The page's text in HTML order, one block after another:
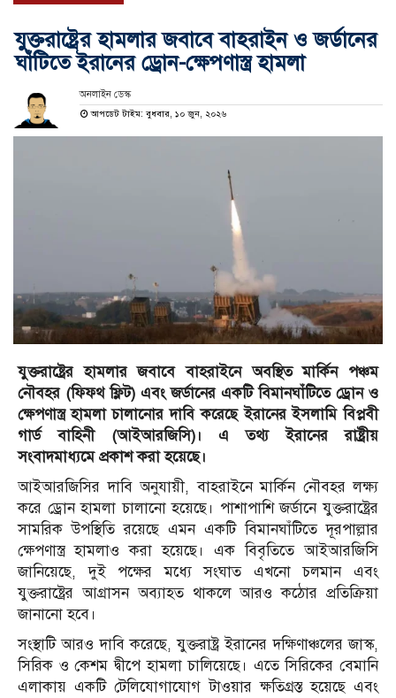
যুক্তরাষ্ট্রের হামলার জবাবে বাহরাইন ও জর্ডানের
ঘাঁটিতে ইরানের ড্রোন-ক্ষেপণাস্ত্র হামলা
অনলাইন ডেস্ক
আপডেট টাইম: বুধবার, ১০ জুন, ২০২৬
যুক্তরাষ্ট্রের হামলার জবাবে বাহরাইনে অবস্থিত মার্কিন পঞ্চম
নৌবহর (ফিফথ ফ্লিট) এবং জর্ডানের একটি বিমানঘাঁটিতে ড্রোন ও
ক্ষেপণাস্ত্র হামলা চালানোর দাবি করেছে ইরানের ইসলামি বিপ্লবী
গার্ড বাহিনী (আইআরজিসি)। এ তথ্য ইরানের রাষ্ট্রীয়
সংবাদমাধ্যমে প্রকাশ করা হয়েছে।
আইআরজিসির দাবি অনুযায়ী, বাহরাইনে মার্কিন নৌবহর লক্ষ্য
করে ড্রোন হামলা চালানো হয়েছে। পাশাপাশি জর্ডানে যুক্তরাষ্ট্রের
সামরিক উপস্থিতি রয়েছে এমন একটি বিমানঘাঁটিতে দূরপাল্লার
ক্ষেপণাস্ত্র হামলাও করা হয়েছে। এক বিবৃতিতে আইআরজিসি
জানিয়েছে, দুই পক্ষের মধ্যে সংঘাত এখনো চলমান এবং
যুক্তরাষ্ট্রের আগ্রাসন অব্যাহত থাকলে আরও কঠোর প্রতিক্রিয়া
জানানো হবে।
সংস্থাটি আরও দাবি করেছে, যুক্তরাষ্ট্র ইরানের দক্ষিণাঞ্চলের জাস্ক,
সিরিক ও কেশম দ্বীপে হামলা চালিয়েছে। এতে সিরিকের বেমানি
এলাকায় একটি টেলিযোগাযোগ টাওয়ার ক্ষতিগ্রস্ত হয়েছে এবং